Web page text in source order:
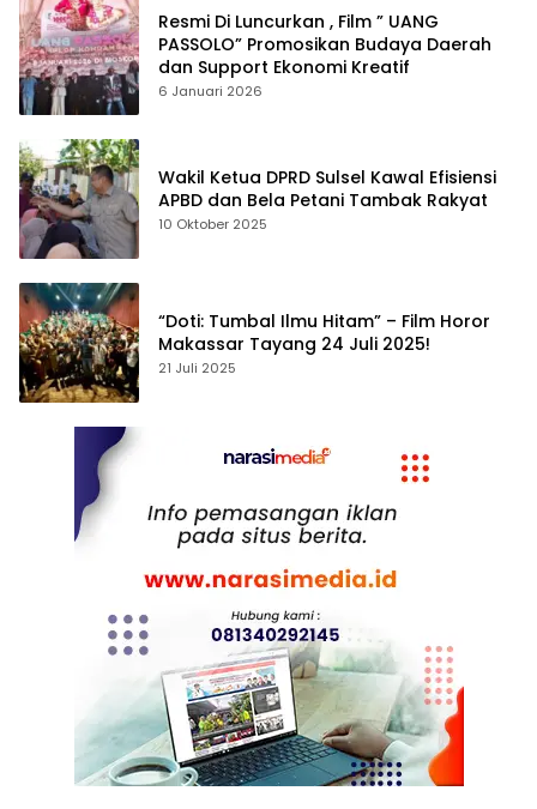
Resmi Di Luncurkan , Film ” UANG
PASSOLO” Promosikan Budaya Daerah
dan Support Ekonomi Kreatif
6 Januari 2026
Wakil Ketua DPRD Sulsel Kawal Efisiensi
APBD dan Bela Petani Tambak Rakyat
10 Oktober 2025
“Doti: Tumbal Ilmu Hitam” – Film Horor
Makassar Tayang 24 Juli 2025!
21 Juli 2025